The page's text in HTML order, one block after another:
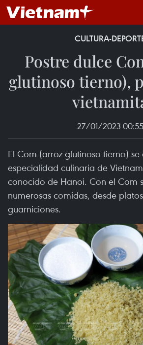
CULTURA-
Postre dulce
glutinoso tierno),
27/01/2023 00:55
El Com (arroz glutinoso tierno)
especialidad culinaria de
conocido de Hanoi. Con el Com
numerosas comidas, desde
guarniciones.